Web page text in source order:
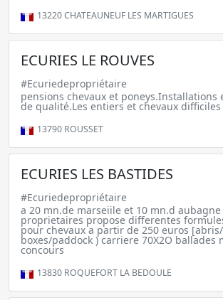
13220CHATEAUNEUF LES MARTIGUES
ECURIES LE ROUVES
#Ecuriedepropriétaire
pensions chevaux et poneys.Installations
de qualité.Les entiers et chevaux difficiles
13790 ROUSSET
ECURIES LES BASTIDES
#Ecuriedepropriétaire
a 20 mn.de marseiile et 10 mn.d
proprietaires propose differentes
pour chevaux a partir de 250 euros
boxes/paddock ) carriere 70X2O ballades
concours
13830 ROQUEFORT LA BEDOULE